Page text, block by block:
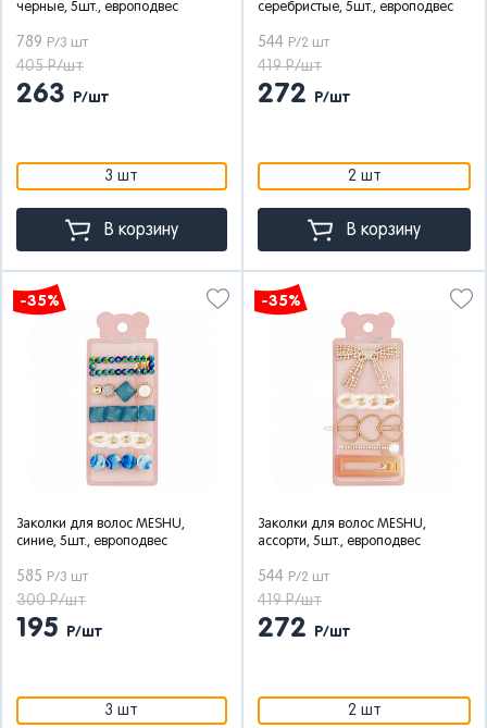
черные, 5шт., европодвес
789 Р/3 шт
405 Р/шт
263 Р/шт
3 шт
В корзину
серебристые, 5шт., европодвес
544 Р/2 шт
419 Р/шт
272 Р/шт
2 шт
В корзину
-35%
Заколки для волос MESHU,
синие, 5шт., европодвес
585 Р/3 шт
300 Р/шт
195 Р/шт
3 шт
-35%
Заколки для волос MESHU,
ассорти, 5шт., европодвес
544 Р/2 шт
419 Р/шт
272 Р/шт
2 шт